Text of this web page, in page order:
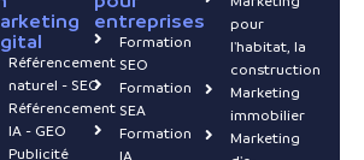
Référencement
naturel - SEO
Référencement
IA - GEO
Publicité
entreprises
Formation
SEO
Formation
SEA
Formation
pour
l'habitat, la
construction
Marketing
immobilier
Marketing